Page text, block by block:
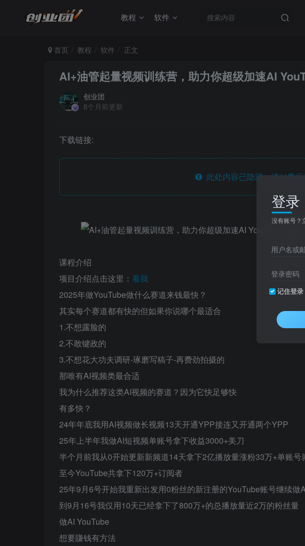
教程 软件
首页 教程 软件 正文
AI+油管起量视频训练营，助力你超级加速AI
创业团
8个月前更新
下载链接:
此处内容已隐藏，请付费
课程介绍
项目介绍点击这里： 看我
2025年做YouTube做什么赛道来钱最快？​
其实每个赛道都有快的但如果你说哪个最适合​
1.不想露脸的​
2.不敢键政的​
3.不想花大功夫调研-琢磨写稿子-再费劲拍摄的​
那唯有AI视频类最合适​
我为什么推荐这类AI视频的赛道？因为它快足够快​
有多快？​
24年年底我用AI视频做长视频13天开通YPP接连又开通两个YPP​
25年上半年我做AI短视频单账号拿下收益3000+美刀​
半个月前我从0开始更新新频道14天拿下2亿播放量涨粉33万+单账号
至今YouTube共拿下120万+订阅者
25年9月6号开始我重新出发用0粉丝的新注册的YouTube账号继续做
到9月16号我仅用10天已经拿下了800万+的总播放量近2万的粉丝量
做AI YouTube​
想要賺钱有方法​
登录
没有账号？
用户名或
登录密码
记住登录